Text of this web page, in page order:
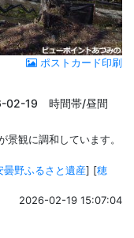
ポストカード印刷
02-19 時間帯/昼間
観に調和しています。
曇野ふるさと遺産] [穂
2026-02-19 15:07:04